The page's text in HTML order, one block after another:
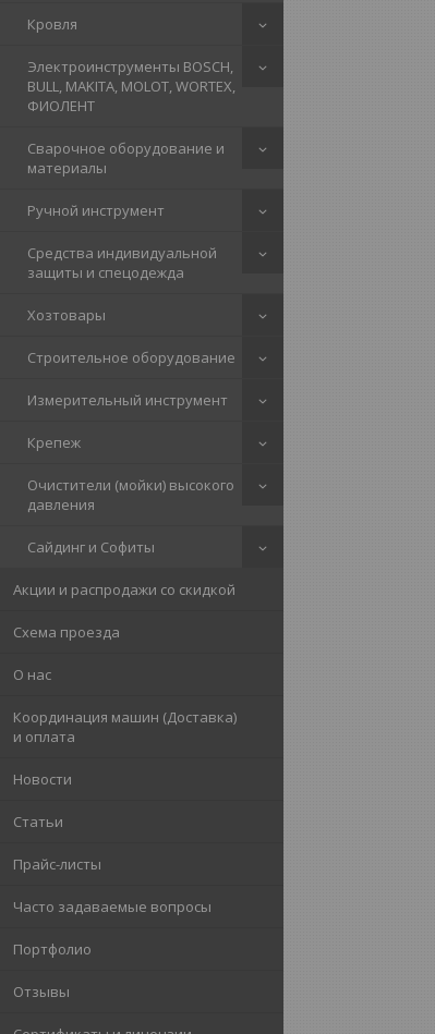
Кровля
Электроинструменты BOSCH,
BULL, MAKITA, MOLOT, WORTEX,
ФИОЛЕНТ
Сварочное оборудование и
материалы
Ручной инструмент
Средства индивидуальной
защиты и спецодежда
Хозтовары
Строительное оборудование
Измерительный инструмент
Крепеж
Очистители (мойки) высокого
давления
Сайдинг и Софиты
Акции и распродажи со скидкой
Схема проезда
О нас
Координация машин (Доставка)
и оплата
Новости
Статьи
Прайс-листы
Часто задаваемые вопросы
Портфолио
Отзывы